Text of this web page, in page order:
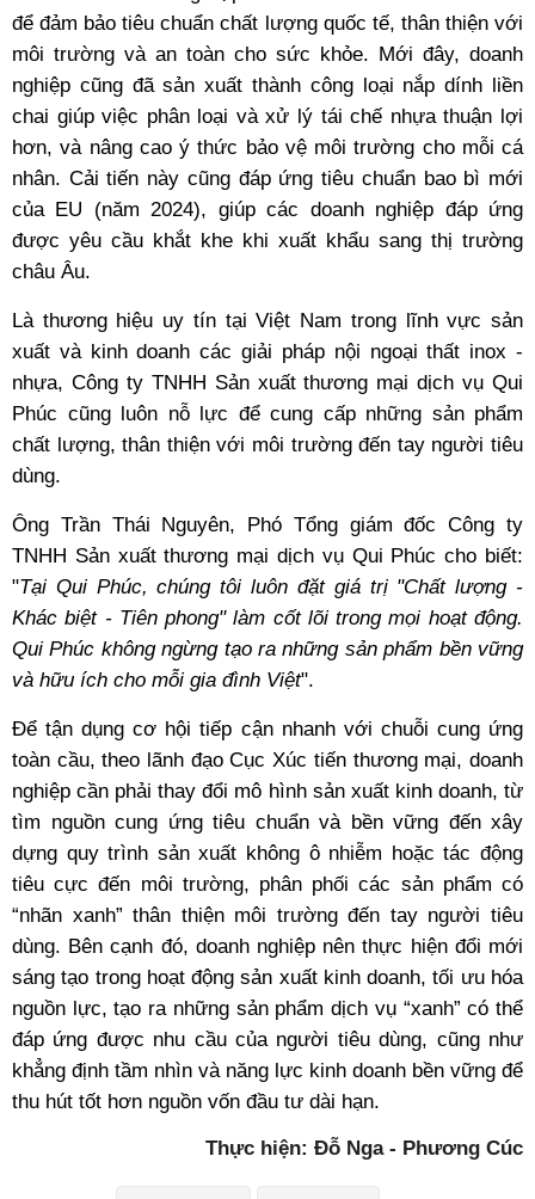
để đảm bảo tiêu chuẩn chất lượng quốc tế, thân thiện với
môi trường và an toàn cho sức khỏe. Mới đây, doanh
nghiệp cũng đã sản xuất thành công loại nắp dính liền
chai giúp việc phân loại và xử lý tái chế nhựa thuận lợi
hơn, và nâng cao ý thức bảo vệ môi trường cho mỗi cá
nhân. Cải tiến này cũng đáp ứng tiêu chuẩn bao bì mới
của EU (năm 2024), giúp các doanh nghiệp đáp ứng
được yêu cầu khắt khe khi xuất khẩu sang thị trường
châu Âu.
Là thương hiệu uy tín tại Việt Nam trong lĩnh vực sản
xuất và kinh doanh các giải pháp nội ngoại thất inox -
nhựa, Công ty TNHH Sản xuất thương mại dịch vụ Qui
Phúc cũng luôn nỗ lực để cung cấp những sản phẩm
chất lượng, thân thiện với môi trường đến tay người tiêu
dùng.
Ông Trần Thái Nguyên, Phó Tổng giám đốc Công ty
TNHH Sản xuất thương mại dịch vụ Qui Phúc cho biết:
"Tại Qui Phúc, chúng tôi luôn đặt giá trị "Chất lượng -
Khác biệt - Tiên phong" làm cốt lõi trong mọi hoạt động.
Qui Phúc không ngừng tạo ra những sản phẩm bền vững
và hữu ích cho mỗi gia đình Việt".
Để tận dụng cơ hội tiếp cận nhanh với chuỗi cung ứng
toàn cầu, theo lãnh đạo Cục Xúc tiến thương mại, doanh
nghiệp cần phải thay đổi mô hình sản xuất kinh doanh, từ
tìm nguồn cung ứng tiêu chuẩn và bền vững đến xây
dựng quy trình sản xuất không ô nhiễm hoặc tác động
tiêu cực đến môi trường, phân phối các sản phẩm có
“nhãn xanh” thân thiện môi trường đến tay người tiêu
dùng. Bên cạnh đó, doanh nghiệp nên thực hiện đổi mới
sáng tạo trong hoạt động sản xuất kinh doanh, tối ưu hóa
nguồn lực, tạo ra những sản phẩm dịch vụ “xanh” có thể
đáp ứng được nhu cầu của người tiêu dùng, cũng như
khẳng định tầm nhìn và năng lực kinh doanh bền vững để
thu hút tốt hơn nguồn vốn đầu tư dài hạn.
Thực hiện: Đỗ Nga - Phương Cúc